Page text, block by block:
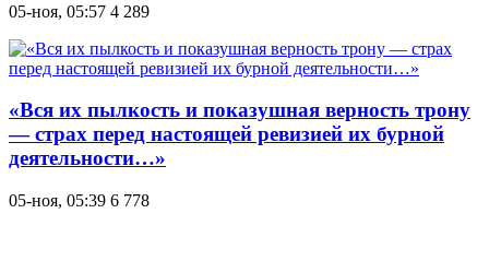
05-ноя, 05:57 4 289
«Вся их пылкость и показушная верность трону
— страх перед настоящей ревизией их бурной
деятельности…»
05-ноя, 05:39 6 778